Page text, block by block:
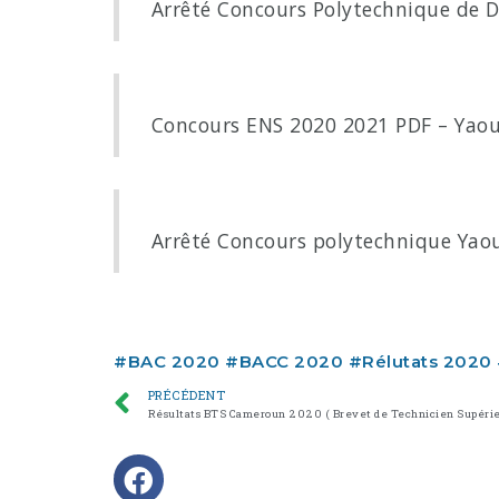
Arrêté Concours Polytechnique de
Concours ENS 2020 2021 PDF –
Arrêté Concours polytechnique
#BAC 2020 #BACC 2020 #Rélutats 2020
PRÉCÉDENT